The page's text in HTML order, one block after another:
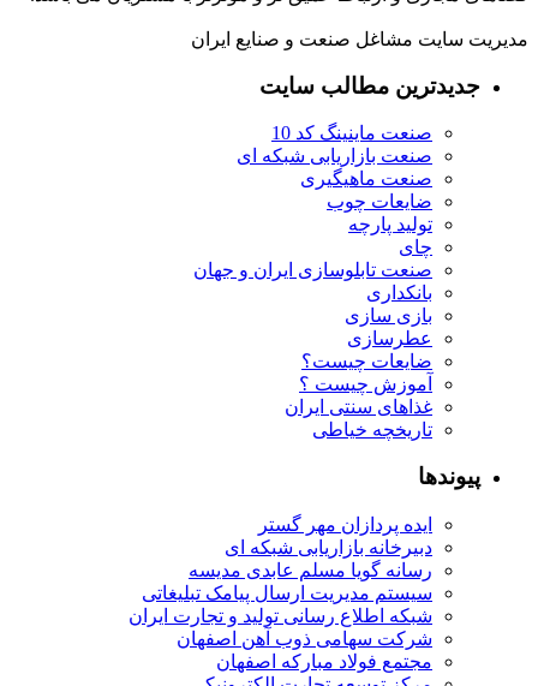
مدیریت سایت مشاغل صنعت و صنایع ایران
جدیدترین مطالب سایت
صنعت ماینینگ کد 10
صنعت بازاریابی شبکه ای
صنعت ماهیگیری
ضایعات چوب
تولید پارچه
چای
صنعت تابلوسازی ایران و جهان
بانکداری
بازی سازی
عطرسازی
ضایعات چیست؟
آموزش چیست ؟
غذاهای سنتی ایران
تاریخچه خیاطی
پیوندها
ایده پردازان مهر گستر
دبیرخانه بازاریابی شبکه ای
رسانه گویا مسلم عابدی مدیسه
سیستم مدیریت ارسال پیامک تبلیغاتی
شبکه اطلاع رسانی تولید و تجارت ایران
شرکت سهامی ذوب آهن اصفهان
مجتمع فولاد مبارکه اصفهان